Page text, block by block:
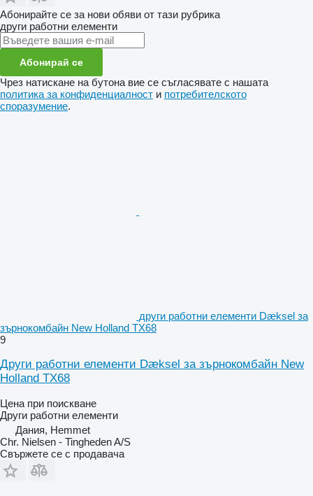
Абонирайте се за нови обяви от тази рубрика
други работни елементи
Абонирай се
Чрез натискане на бутона вие се съгласявате с нашата
политика за конфиденциалност и потребителското
споразумение.
други работни елементи Dæksel за
зърнокомбайн New Holland TX68
9
Други работни елементи Dæksel за зърнокомбайн New
Holland TX68
Цена при поискване
Други работни елементи
Дания, Hemmet
Chr. Nielsen - Tingheden A/S
Свържете се с продавача